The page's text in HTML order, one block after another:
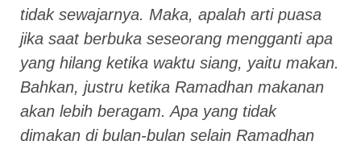
tidak sewajarnya. Maka, apalah arti puasa
jika saat berbuka seseorang mengganti apa
yang hilang ketika waktu siang, yaitu makan.
Bahkan, justru ketika Ramadhan makanan
akan lebih beragam. Apa yang tidak
dimakan di bulan-bulan selain Ramadhan